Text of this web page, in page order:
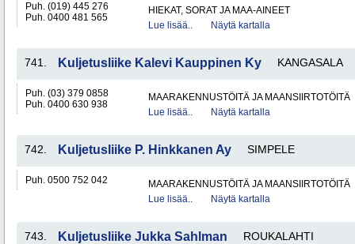
Puh. (019) 445 276
Puh. 0400 481 565
HIEKAT, SORAT JA MAA-AINEET
Lue lisää..
Näytä kartalla
741. Kuljetusliike Kalevi Kauppinen Ky KANGASALA
Puh. (03) 379 0858
Puh. 0400 630 938
MAARAKENNUSTÖITÄ JA MAANSIIRTOTÖITÄ
Lue lisää..
Näytä kartalla
742. Kuljetusliike P. Hinkkanen Ay SIMPELE
Puh. 0500 752 042
MAARAKENNUSTÖITÄ JA MAANSIIRTOTÖITÄ
Lue lisää..
Näytä kartalla
743. Kuljetusliike Jukka Sahlman ROUKALAHTI